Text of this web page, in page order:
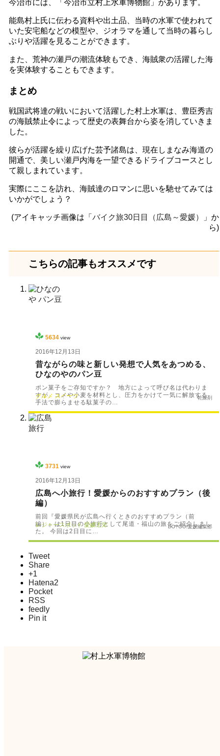
今治市には、「今治市立村上水軍博物館」があります。
能島村上氏に伝わる資料や出土品、当時の水軍で使われて
いた安宅船などの模型や、ジオラマを通して当時の暮らし
ぶりや活躍を見ることができます。
また、荒神の瀬戸の潮流体験もでき、海賊衆の活躍した海
を実体験することもできます。
まとめ
戦国武将達の戦いにおいて活躍した村上水軍は、豊臣秀吉
の海賊禁止令によって歴史の表舞台から姿を消していきま
した。
彼らが活躍を繰り広げた芸予諸島は、現在しまなみ海道の
開通で、美しい瀬戸内海を一望できるドライブコースとし
て親しまれています。
実際にここを訪れ、海賊達のロマンに思いを馳せてみては
いかがでしょう？
(アイキャッチ画像は「 バイク旅30日目（広島～愛媛）
」か
ら)
こちらの記事もオススメです
5634 view
2016年12月13日
昔ながらの味と新しい発想で人気をあつめる、
ひなのやのパン豆
ポン菓子をご存知ですか？ 地方によって呼び名は代わりま
すが、コメや小麦を材料とし、圧力をかけて一気に解放する
手法で膨らませる駄菓子の…
グルメ スイーツ 乾燥剤
3731 view
2016年12月13日
広島へ小旅行！愛媛からのおすすめプラン（後
編）
前回『愛媛県民が広島へ行くときのおすすめプラン（前
編）』は1日目の小旅行として尾道・福山の旅をご紹介しまし
た。 今回は2日目に…
レジャースポット 愛媛近郊 DO?GO!愛媛編集部
Tweet
Share
+1
Hatena2
Pocket
RSS
feedly
Pin it